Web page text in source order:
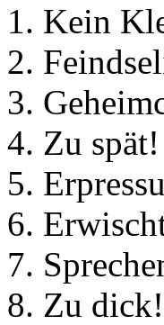
Kein
Zu spät!
Zu dick!